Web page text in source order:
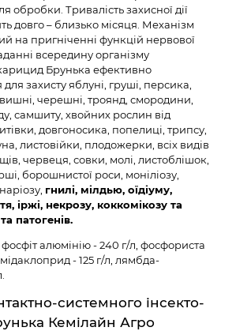
обробки. Тривалість захисної дії
довго – близько місяця. Механізм
на пригніченні функцій нервової
всередину організму
Брунька ефективно
захисту яблуні, груші, персика,
черешні, троянд, смородини,
самшиту, хвойних рослин від
довгоносика, попелиці, трипсу,
листовійки, плодожерки, всіх видів
червеця, совки, молі, листоблішок,
борошнистої роси, моніліозу,
гнилі, мілдью, оїдіуму,
іржі, некрозу, коккомікозу та
патогенів.
фосфіт алюмінію - 240 г/л, фосфориста
- 125 г/л, лямбда-
системного інсекто-
Кемілайн Агро